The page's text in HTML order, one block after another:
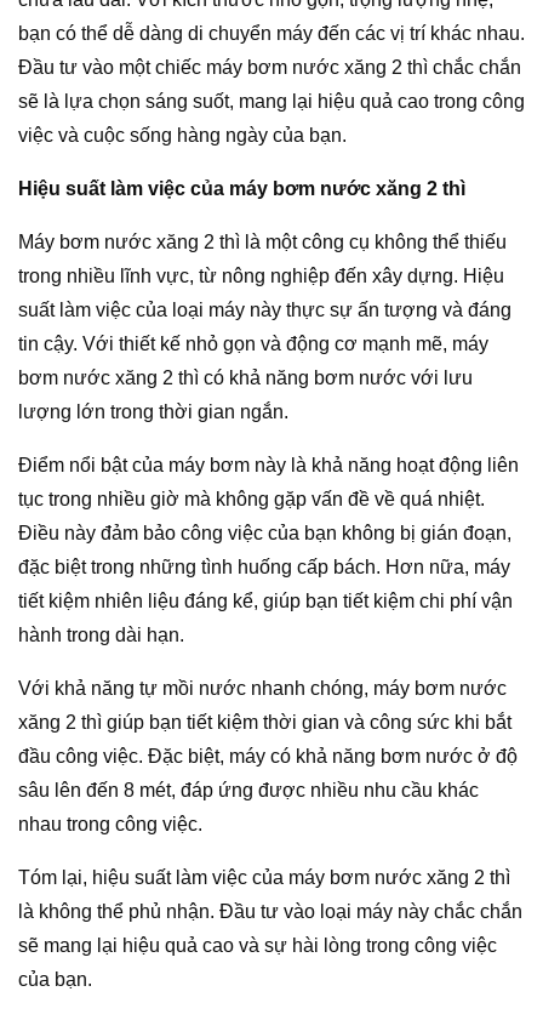
bạn có thể dễ dàng di chuyển máy đến các vị trí khác nhau.
Đầu tư vào một chiếc máy bơm nước xăng 2 thì chắc chắn
sẽ là lựa chọn sáng suốt, mang lại hiệu quả cao trong công
việc và cuộc sống hàng ngày của bạn.
Hiệu suất làm việc của máy bơm nước xăng 2 thì
Máy bơm nước xăng 2 thì là một công cụ không thể thiếu
trong nhiều lĩnh vực, từ nông nghiệp đến xây dựng. Hiệu
suất làm việc của loại máy này thực sự ấn tượng và đáng
tin cậy. Với thiết kế nhỏ gọn và động cơ mạnh mẽ, máy
bơm nước xăng 2 thì có khả năng bơm nước với lưu
lượng lớn trong thời gian ngắn.
Điểm nổi bật của máy bơm này là khả năng hoạt động liên
tục trong nhiều giờ mà không gặp vấn đề về quá nhiệt.
Điều này đảm bảo công việc của bạn không bị gián đoạn,
đặc biệt trong những tình huống cấp bách. Hơn nữa, máy
tiết kiệm nhiên liệu đáng kể, giúp bạn tiết kiệm chi phí vận
hành trong dài hạn.
Với khả năng tự mồi nước nhanh chóng, máy bơm nước
xăng 2 thì giúp bạn tiết kiệm thời gian và công sức khi bắt
đầu công việc. Đặc biệt, máy có khả năng bơm nước ở độ
sâu lên đến 8 mét, đáp ứng được nhiều nhu cầu khác
nhau trong công việc.
Tóm lại, hiệu suất làm việc của máy bơm nước xăng 2 thì
là không thể phủ nhận. Đầu tư vào loại máy này chắc chắn
sẽ mang lại hiệu quả cao và sự hài lòng trong công việc
của bạn.